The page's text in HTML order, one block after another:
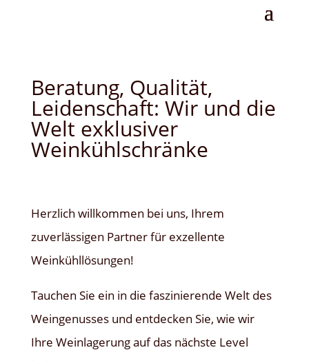
Beratung, Qualität,
Leidenschaft: Wir und die
Welt exklusiver
Weinkühlschränke
Herzlich willkommen bei uns, Ihrem
zuverlässigen Partner für exzellente
Weinkühllösungen!
Tauchen Sie ein in die faszinierende Welt des
Weingenusses und entdecken Sie, wie wir
Ihre Weinlagerung auf das nächste Level